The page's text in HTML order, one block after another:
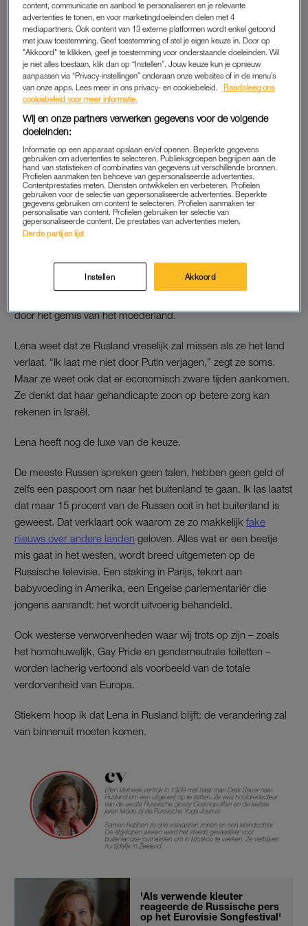
Zoals de meeste Russische intellectuelen is ze natuurlijk tegen
de oorlog, fel tegen Putin en somber over de toekomst.
Emigreren is een grote stap, vooral voor Russen. Tijdens de
revolutie van 1917 vluchtten veel Russen naar het westen, in
de tachtiger jaren van de vorige eeuw vertrokken veel joden
naar Israël, en nu is er weer een exodus gaande van Russen
die tegen de oorlog zijn.
Iedere Rus weet dat de meeste emigranten uiteindelijk niet
gelukkig zijn. Rusland is een land dat in je botten en bloed
gaat zitten. Een land dat je vervult van melancholie. Mijn
Russische vriendinnen die naar Londen verhuisden hebben
heimwee. Ze vinden het comfortabel maar saai in hun nieuwe
land. Ze leiden aan een woord dat in geen andere taal bestaat:
De Schrijver Nabokov, die zelf moest emigreren, omschrijft
door het gemis van het moederland.
Lena weet dat ze Rusland vreselijk zal missen als ze het land
verlaat. “Ik laat me niet door Putin verjagen,” zegt ze soms.
Maar ze weet ook dat er economisch zware tijden aankomen.
Ze denkt dat haar gehandicapte zoon op betere zorg kan
rekenen in Israël.
Lena heeft nog de luxe van de keuze.
De meeste Russen spreken geen talen, hebben geen geld of
zelfs een paspoort om naar het buitenland te gaan. Ik las laatst
dat maar 15 procent van de Russen ooit in het buitenland is
geweest. Dat verklaart ook waarom ze zo makkelijk fake
nieuws over andere landen geloven. Alles wat er een beetje
mis gaat in het westen, wordt breed uitgemeten op de
Russische televisie. Een staking in Parijs, tekort aan
babyvoeding in Amerika, een Engelse parlementariër die
jongens aanrandt: het wordt uitvoerig behandeld.
Ook westerse verworvenheden waar wij trots op zijn – zoals
het homohuwelijk, Gay Pride en genderneutrale toiletten –
worden lacherig vertoond als voorbeeld van de totale
verdorvenheid van Europa.
Stiekem hoop ik dat Lena in Rusland blijft: de verandering zal
van binnenuit moeten komen.
'Als verwende kleuter
reageerde de Russische pers
op het Eurovisie Songfestival'
content, communicatie en aanbod te personaliseren en je relevante
advertenties te tonen, en voor marketingdoeleinden delen met 4
mediapartners. Ook content van 13 externe platformen wordt enkel getoond
met jouw toestemming. Geef toestemming of stel je eigen keuze in. Door op
"Akkoord" te klikken, geef je toestemming voor onderstaande doeleinden. Wil
je niet alles toestaan, klik dan op “Instellen”. Jouw keuze kun je opnieuw
aanpassen via “Privacy-instellingen” onderaan onze websites of in de menu’s
van onze apps. Lees meer in ons privacy- en cookiebeleid.
Raadpleeg ons
cookiebeleid voor meer informatie.
Wij en onze partners verwerken gegevens voor de volgende
doeleinden:
Informatie op een apparaat opslaan en/of openen. Beperkte gegevens
gebruiken om advertenties te selecteren. Publieksgroepen begrijpen aan de
hand van statistieken of combinaties van gegevens uit verschillende bronnen.
Profielen aanmaken ten behoeve van gepersonaliseerde advertenties.
Contentprestaties meten. Diensten ontwikkelen en verbeteren. Profielen
gebruiken voor de selectie van gepersonaliseerde advertenties. Beperkte
gegevens gebruiken om content te selecteren. Profielen aanmaken ter
personalisatie van content. Profielen gebruiken ter selectie van
gepersonaliseerde content. De prestaties van advertenties meten.
Derde partijen lijst
Instellen Akkoord